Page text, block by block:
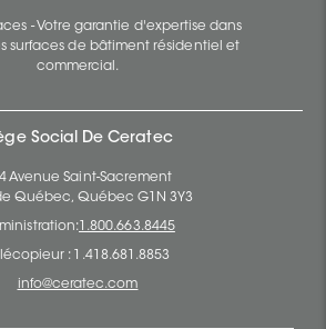
- Votre garantie d'expertise dans
surfaces de bâtiment résidentiel et
commercial.
Social De Ceratec
Avenue Saint-Sacrement
Québec, Québec G1N 3Y3
1.800.663.8445
: 1.418.681.8853
info@ceratec.com